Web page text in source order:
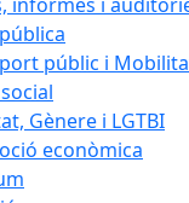
públic i
Gènere i LGTBI
econòmica